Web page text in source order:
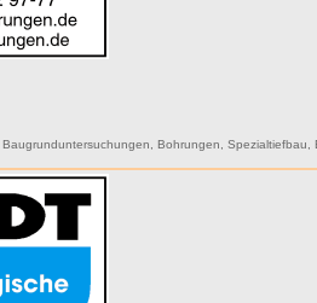
,Baugrunduntersuchungen ,Bohrungen ,Spezialtiefbau ,